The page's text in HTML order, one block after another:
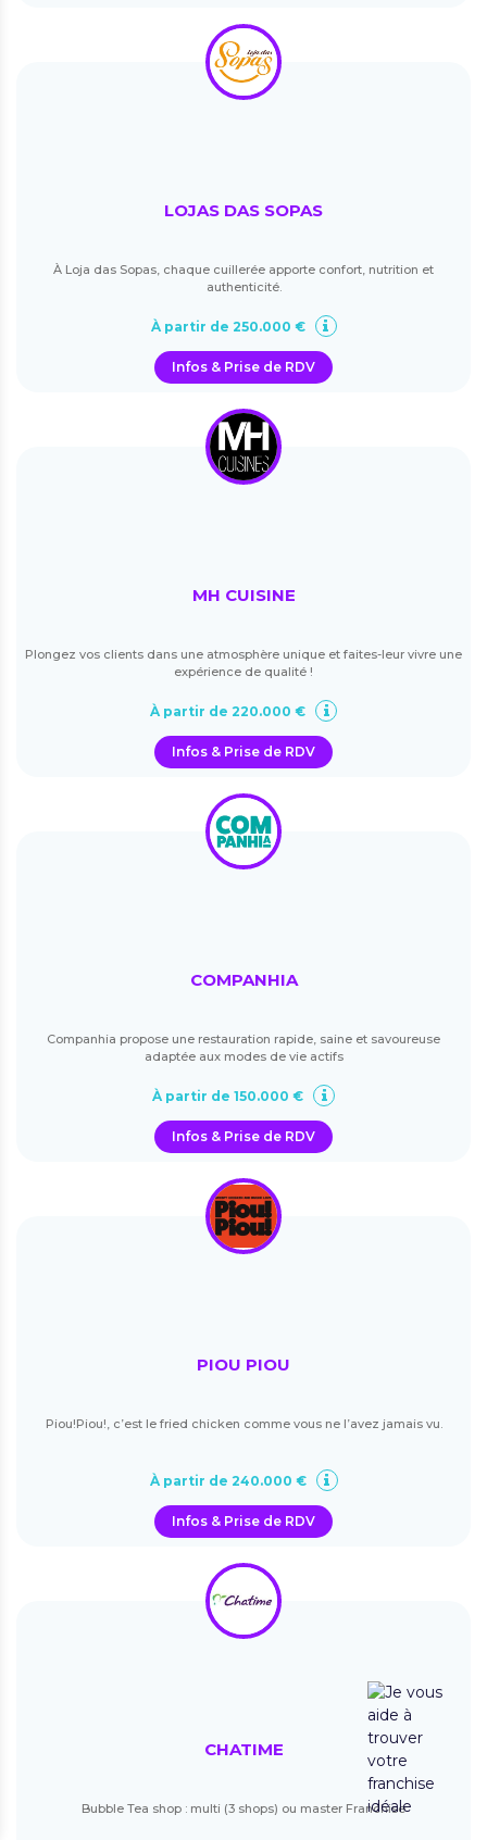
LOJAS DAS SOPAS
À Loja das Sopas, chaque cuillerée apporte confort, nutrition et
authenticité.
À partir de 250.000 €
Infos & Prise de RDV
MH CUISINE
Plongez vos clients dans une atmosphère unique et faites-leur vivre une
expérience de qualité !
À partir de 220.000 €
Infos & Prise de RDV
COMPANHIA
Companhia propose une restauration rapide, saine et savoureuse
adaptée aux modes de vie actifs
À partir de 150.000 €
Infos & Prise de RDV
PIOU PIOU
Piou!Piou!, c’est le fried chicken comme vous ne l’avez jamais vu.
À partir de 240.000 €
Infos & Prise de RDV
CHATIME
Bubble Tea shop : multi (3 shops) ou master Franchise